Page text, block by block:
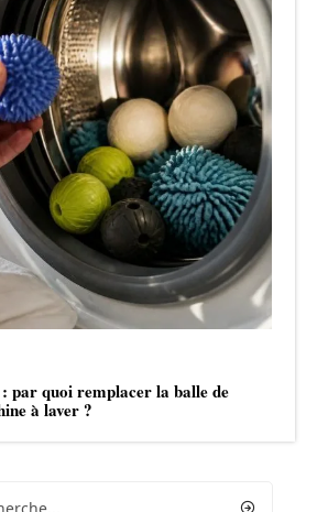
par quoi remplacer la balle de
à laver ?